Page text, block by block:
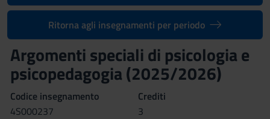
Ritorna agli insegnamenti per periodo
Argomenti speciali di psicologia e
psicopedagogia (2025/2026)
Codice insegnamento
4S000237
Crediti
3